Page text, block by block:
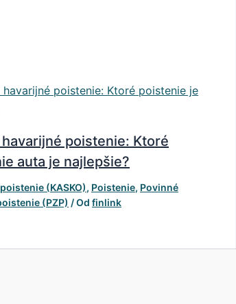
havarijné poistenie: Ktoré
auta je najlepšie?
(KASKO), Poistenie, Povinné
(PZP) / Od finlink